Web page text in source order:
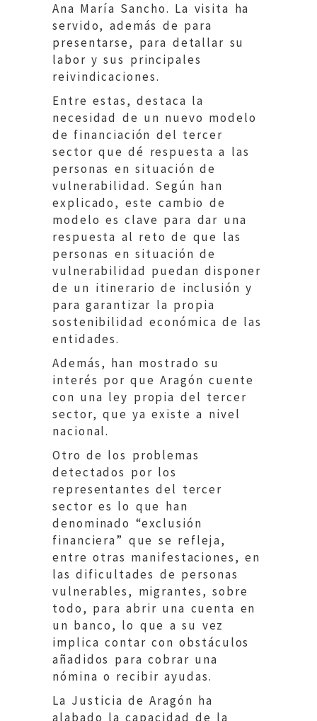
Ana María Sancho. La visita ha
servido, además de para
presentarse, para detallar su
labor y sus principales
reivindicaciones.
Entre estas, destaca la
necesidad de un nuevo modelo
de financiación del tercer
sector que dé respuesta a las
personas en situación de
vulnerabilidad. Según han
explicado, este cambio de
modelo es clave para dar una
respuesta al reto de que las
personas en situación de
vulnerabilidad puedan disponer
de un itinerario de inclusión y
para garantizar la propia
sostenibilidad económica de las
entidades.
Además, han mostrado su
interés por que Aragón cuente
con una ley propia del tercer
sector, que ya existe a nivel
nacional.
Otro de los problemas
detectados por los
representantes del tercer
sector es lo que han
denominado “exclusión
financiera” que se refleja,
entre otras manifestaciones, en
las dificultades de personas
vulnerables, migrantes, sobre
todo, para abrir una cuenta en
un banco, lo que a su vez
implica contar con obstáculos
añadidos para cobrar una
nómina o recibir ayudas.
La Justicia de Aragón ha
alabado la capacidad de la